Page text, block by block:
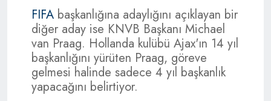
FIFA başkanlığına adaylığını açıklayan bir
diğer aday ise KNVB Başkanı Michael
van Praag. Hollanda kulübü Ajax'ın 14 yıl
başkanlığını yürüten Praag, göreve
gelmesi halinde sadece 4 yıl başkanlık
yapacağını belirtiyor.